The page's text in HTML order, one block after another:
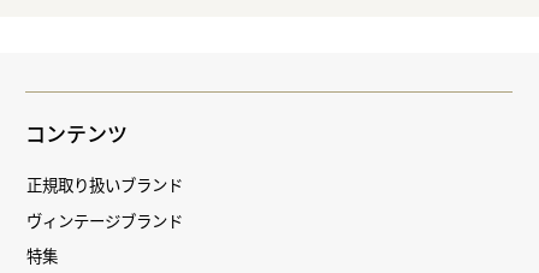
コンテンツ
正規取り扱いブランド
ヴィンテージブランド
特集